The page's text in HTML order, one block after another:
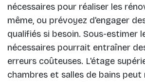
nécessaires pour réaliser les
même, ou prévoyez d'engager
qualifiés si besoin. Sous-estimer
nécessaires pourrait entraîner
erreurs coûteuses. L'étage
chambres et salles de bains peut